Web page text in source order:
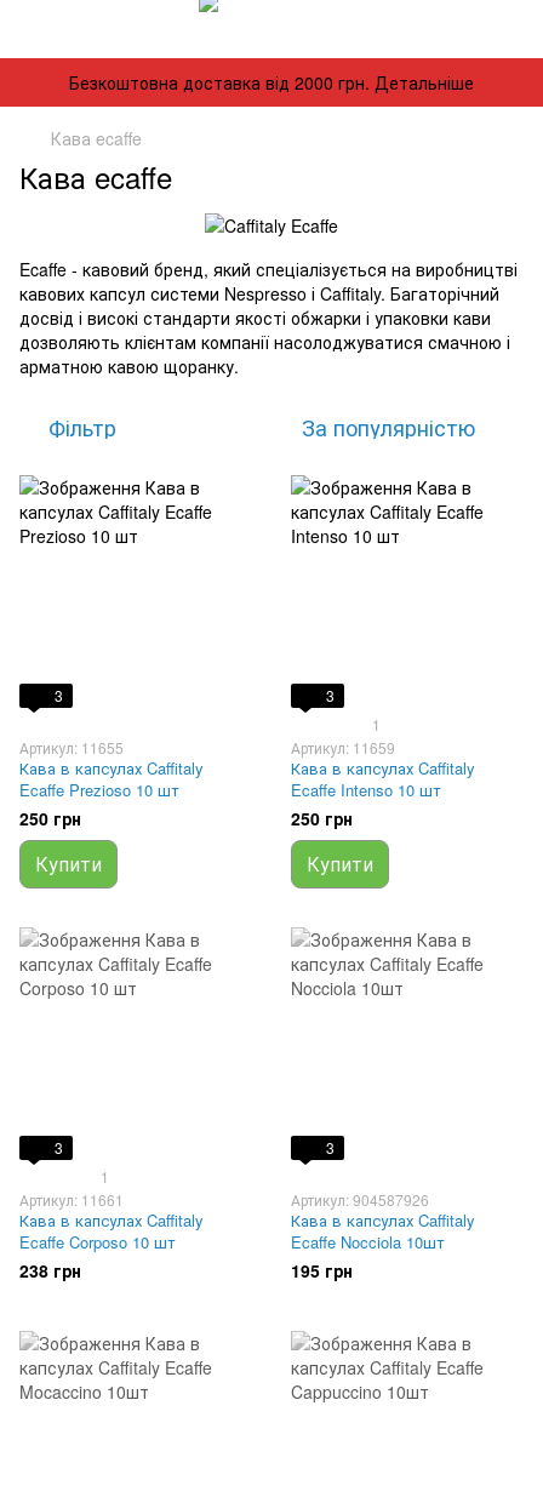
Безкоштовна доставка від 2000 грн. Детальніше
Кава ecaffe
Кава ecaffe
Ecaffe - кавовий бренд, який спеціалізується на виробництві
кавових капсул системи Nespresso і Caffitaly. Багаторічний
досвід і високі стандарти якості обжарки і упаковки кави
дозволяють клієнтам компанії насолоджуватися смачною і
арматною кавою щоранку.
Фільтр За популярністю
3
Артикул: 11655
Кава в капсулах Caffitaly
Ecaffe Prezioso 10 шт
250 грн
Купити
3
1
Артикул: 11659
Кава в капсулах Caffitaly
Ecaffe Intenso 10 шт
250 грн
Купити
3
1
Артикул: 11661
Кава в капсулах Caffitaly
Ecaffe Corposo 10 шт
238 грн
3
Артикул: 904587926
Кава в капсулах Caffitaly
Ecaffe Nocciola 10шт
195 грн